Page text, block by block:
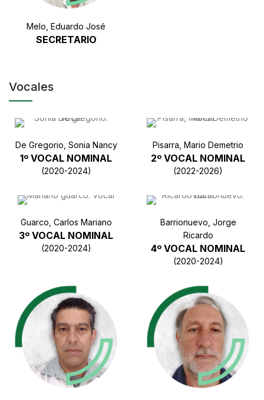
Melo, Eduardo José
SECRETARIO
Vocales
De Gregorio, Sonia Nancy
1º VOCAL NOMINAL
(2020-2024)
Pisarra, Mario Demetrio
2º VOCAL NOMINAL
(2022-2026)
Guarco, Carlos Mariano
3º VOCAL NOMINAL
(2020-2024)
Barrionuevo, Jorge
Ricardo
4º VOCAL NOMINAL
(2020-2024)